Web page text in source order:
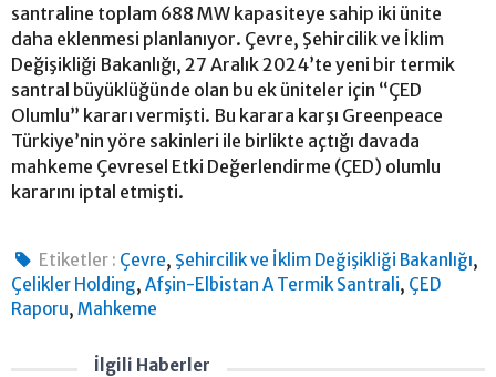
santraline toplam 688 MW kapasiteye sahip iki ünite
daha eklenmesi planlanıyor. Çevre, Şehircilik ve İklim
Değişikliği Bakanlığı, 27 Aralık 2024’te yeni bir termik
santral büyüklüğünde olan bu ek üniteler için “ÇED
Olumlu” kararı vermişti. Bu karara karşı Greenpeace
Türkiye’nin yöre sakinleri ile birlikte açtığı davada
mahkeme Çevresel Etki Değerlendirme (ÇED) olumlu
kararını iptal etmişti.
Etiketler : Çevre, Şehircilik ve İklim Değişikliği Bakanlığı,
Çelikler Holding, Afşin-Elbistan A Termik Santrali, ÇED
Raporu, Mahkeme
İlgili Haberler